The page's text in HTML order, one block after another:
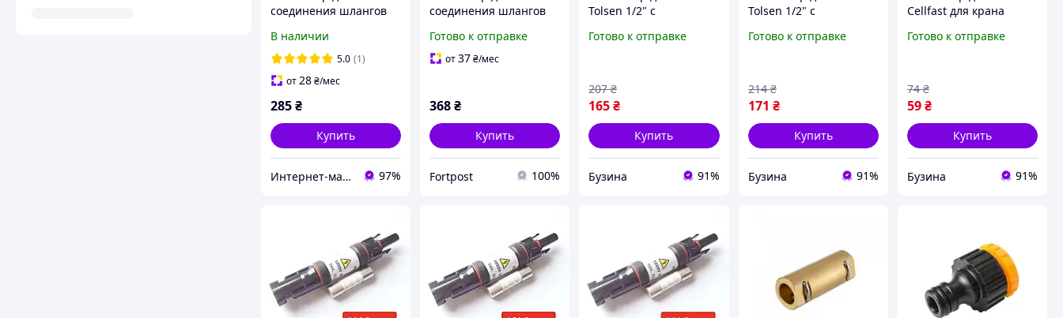
соединения шлангов
INTERTOOL DT-1534
В наличии
5.0 (1)
от 28₴/мес
285₴
Купить
Интернет-магазин "KrazAuto" 97%
соединения шлангов
Intertool 20 мм (DT-
1534)
Готово к отправке
от37₴/мес
368₴
Купить
Fortpost 100%
Tolsen 1/2" с
1/2" и 3/4" 57111
Готово к отправке
165₴
207 ₴
Купить
Бузина 91%
Tolsen 1/2" с
3/4" и 1" 57160 buzyna
Готово к отправке
171 ₴
214 ₴
Купить
Бузина 91%
Cellfast для крана
резьбой 51-230H
Готово к отправке
59₴
74 ₴
Купить
Бузина 91%